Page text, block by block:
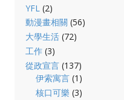
YFL (2)
動漫畫相關 (56)
大學生活(72)
工作(3)
從政宣言(137)
伊索寓言 (1)
核口可樂 (3)